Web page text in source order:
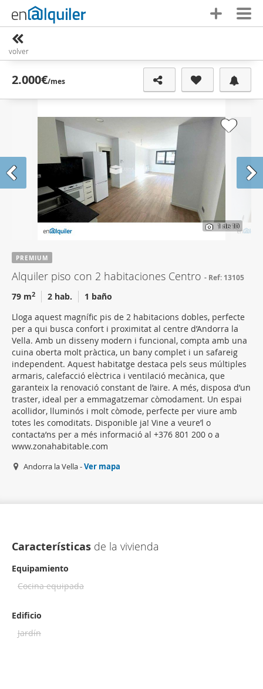
volver
2.000€/mes
1 de 10
PREMIUM
Alquiler piso con 2 habitaciones Centro Ref: 13105
79 m2 2 hab.
1 baño
Lloga aquest magnífic pis de 2 habitacions dobles, perfecte
per a qui busca confort i proximitat al centre d’Andorra la
Vella. Amb un disseny modern i funcional, compta amb una
cuina oberta molt pràctica, un bany complet i un safareig
independent. Aquest habitatge destaca pels seus múltiples
armaris, calefacció elèctrica i ventilació mecànica, que
garanteix la renovació constant de l’aire. A més, disposa d’un
traster, ideal per a emmagatzemar còmodament. Un espai
acollidor, lluminós i molt còmode, perfecte per viure amb
totes les comoditats. Disponible ja! Vine a veure’l o
contacta’ns per a més informació al +376 801 200 o a
www.zonahabitable.com
Andorra la Vella -Ver mapa
Características de la vivienda
Equipamiento
Cocina equipada
Edificio
Jardín